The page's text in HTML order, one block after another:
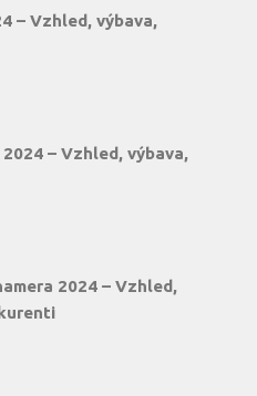
– Vzhled, výbava,
2024 – Vzhled, výbava,
2024 – Vzhled,